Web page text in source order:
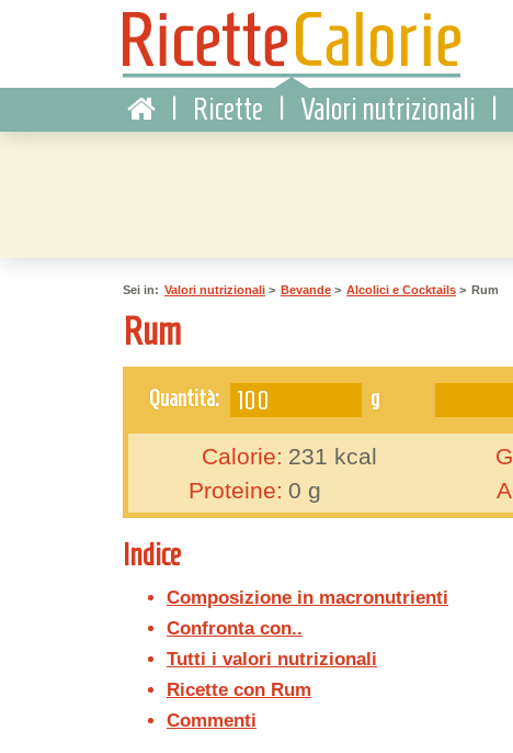
Ricette Valori nutrizionali
Sei in: Valori nutrizionali > Bevande > Alcolici e Cocktails > Rum
Rum
Quantità: g
Calorie: 231 kcal
Proteine: 0 g
Indice
Composizione in macronutrienti
Confronta con..
Tutti i valori nutrizionali
Ricette con Rum
Commenti